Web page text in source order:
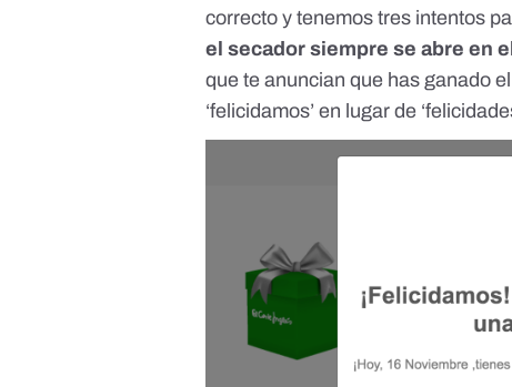
correcto y tenemos tres intentos
el secador siempre se abre en
que te anuncian que has ganado
‘felicidamos’ en lugar de